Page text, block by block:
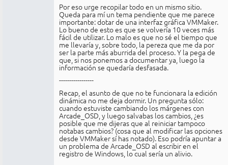
Por eso urge recopilar todo en un mismo sitio.
Queda para mí un tema pendiente que me parece
importante: dotar de una interfaz gráfica VMMaker.
Lo bueno de esto es que se volvería 10 veces más
fácil de utilizar. Lo malo es que no sé el tiempo que
me llevaría y, sobre todo, la pereza que me da por
ser la parte más aburrida del proceso. Y la pega de
que, si nos ponemos a documentar ya, luego la
información se quedaría desfasada.
-----------------
Recap, el asunto de que no te funcionara la edición
dinámica no me deja dormir. Un pregunta sólo:
cuando estuviste cambiando los márgenes con
Arcade_OSD, y luego salvabas los cambios, ¿es
posible que me dijeras que al reiniciar tampoco
notabas cambios? (cosa que al modificar las opciones
desde VMMaker sí has notado). Eso podría apuntar a
un problema de Arcade_OSD al escribir en el
registro de Windows, lo cual sería un alivio.